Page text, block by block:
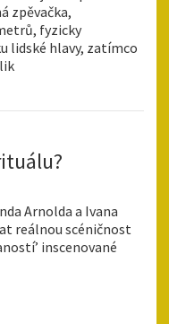
zpěvačka,
fyzicky
lidské hlavy, zatímco
Arnolda a Ivana
reálnou scéničnost
inscenované